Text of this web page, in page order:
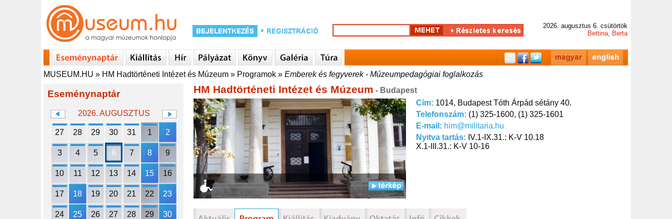
2026. augusztus 6. csütörtök
Bettina, Berta
MUSEUM.HU » HM Hadtörténeti Intézet és Múzeum » Programok » Emberek és fegyverek - Múzeumpedagógiai foglalkozás
Eseménynaptár
2026. AUGUSZTUS
27 28 29 30 31 1 2
3 4 5 6 7 8 9
10 11 12 13 14 15 16
17 18 19 20 21 22 23
24 25 26 27 28 29 30
HM Hadtörténeti Intézet és Múzeum - Budapest
Cím: 1014, Budapest Tóth Árpád sétány 40.
Telefonszám: (1) 325-1600, (1) 325-1601
E-mail: him@militaria.hu
Nyitva tartás: IV.1-IX.31.: K-V 10.18
X.1-III.31.: K-V 10-16